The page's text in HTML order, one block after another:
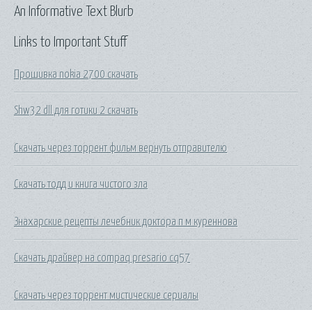
Links to Important Stuff
Прошивка nokia 2700 скачать
Shw32 dll для готики 2 скачать
Скачать через торрент фильм вернуть отправителю
Скачать тодд и книга чистого зла
Знахарские рецепты лечебник доктора п м куреннова
Скачать драйвер на compaq presario cq57
Скачать через торрент мистические сериалы
An Informative Text Blurb